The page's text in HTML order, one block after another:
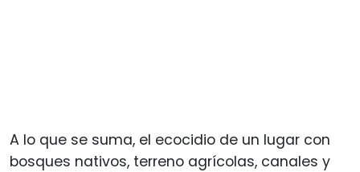
A lo que se suma, el ecocidio de un lugar con
bosques nativos, terreno agrícolas, canales y